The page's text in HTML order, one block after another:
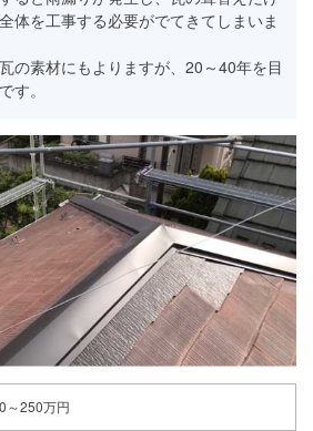
体を工事する必要がでてきてしまいま
の素材にもよりますが、20～40年を目
す。
～250万円